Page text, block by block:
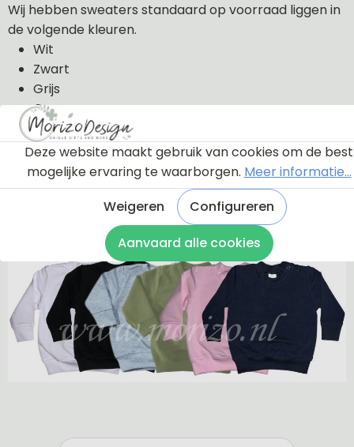
Wij hebben sweaters standaard op voorraad liggen in
de volgende kleuren.
Wit
Zwart
Grijs
Groen
Licht roze
Donker blauw
De sweaters kunnen wij in de volgende maten uit
voorraad leveren: 56, 62, 68, 74, 80, 86, 92, 98 en 104.
De sweaters zijn van 100% katoen gemaakt.
Deze website maakt gebruik van cookies om de best
mogelijke ervaring te waarborgen. Meer informatie...
Weigeren
Configureren
Aanvaard alle cookies